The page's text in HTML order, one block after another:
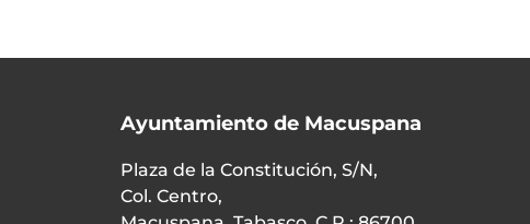
Ayuntamiento de Macuspana
Plaza de la Constitución, S/N,
Col. Centro,